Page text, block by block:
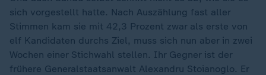
sich vorgestellt hatte. Nach Auszählung fast aller
Stimmen kam sie mit 42,3 Prozent zwar als erste von
elf Kandidaten durchs Ziel, muss sich nun aber in zwei
Wochen einer Stichwahl stellen. Ihr Gegner ist der
frühere Generalstaatsanwalt Alexandru Stoianoglo. Er